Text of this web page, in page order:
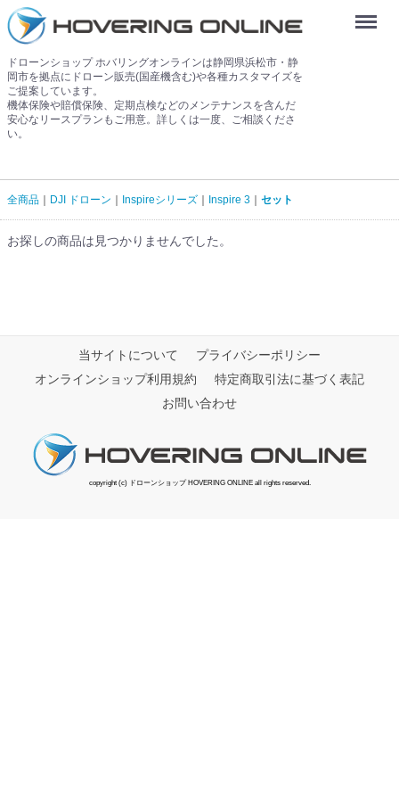
ドローンショップ ホバリングオンラインは静岡県浜松市・静
岡市を拠点にドローン販売(国産機含む)や各種カスタマイズを
ご提案しています。
機体保険や賠償保険、定期点検などのメンテナンスを含んだ
安心なリースプランもご用意。詳しくは一度、ご相談くださ
い。
Menu
全商品 DJI ドローン Inspireシリーズ Inspire 3 セット
お探しの商品は見つかりませんでした。
当サイトについて
プライバシーポリシー
オンラインショップ利用規約
特定商取引法に基づく表記
お問い合わせ
copyright (c) ドローンショップ HOVERING ONLINE all rights reserved.